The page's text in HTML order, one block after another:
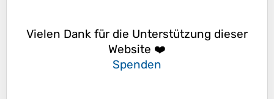
Vielen Dank für die Unterstützung dieser
Website ❤️
Spenden